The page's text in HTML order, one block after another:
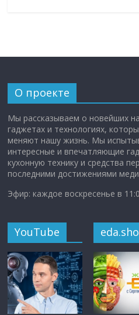
О проекте
Мы рассказываем о новейших
гаджетах и технологиях,
меняют нашу жизнь. Мы
интересные и впечатляющие
кухонную технику и средства
последними достижениями
Эфир: каждое воскресенье в
YouTube